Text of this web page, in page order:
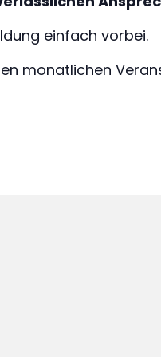
einfach vorbei.
monatlichen